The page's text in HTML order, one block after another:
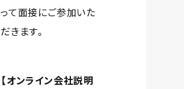
って面接にご参加いた
だきます。
【オンライン会社説明